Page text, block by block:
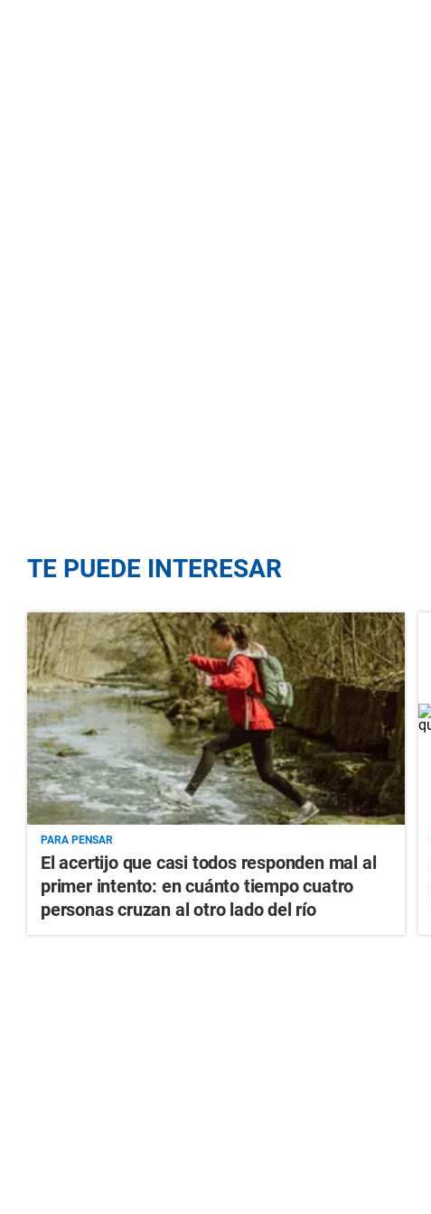
TE PUEDE INTERESAR
PARA PENSAR
El acertijo que casi todos responden mal al
primer intento: en cuánto tiempo cuatro
personas cruzan al otro lado del río